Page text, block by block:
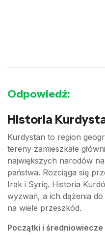
Odpowiedź:
Historia
Kurdystan to region
tereny zamieszkałe
największych narodów
państwa. Rozciąga się
Irak i Syrię. Historia
wyzwań, a ich dążenia
na wiele przeszkód.
Początki i średniowiecze